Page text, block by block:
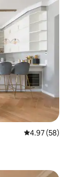
Calificación
4.97 (58)